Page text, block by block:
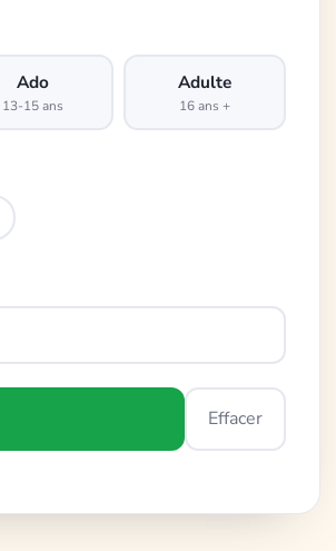
Ado
13-15 ans
Adulte
16 ans +
Effacer